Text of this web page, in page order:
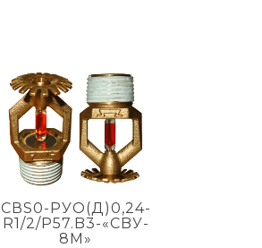
СВS0-РУО(Д)0,24-
R1/2/P57.B3-«CBУ-
8М»